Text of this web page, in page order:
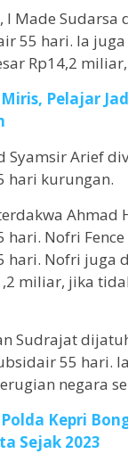
I Made Sudarsa
55 hari. Ia
Rp14,2
Miris, Pelajar
Syamsir Arief
hari kurungan.
Ahmad
hari. Nofri
hari. Nofri juga
miliar, jika
Sudrajat
55 hari.
negara
Polda Kepri
Sejak 2023